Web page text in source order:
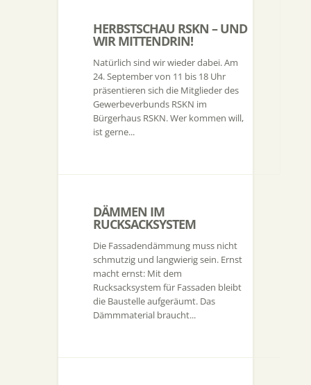
HERBSTSCHAU RSKN – UND
WIR MITTENDRIN!
Natürlich sind wir wieder dabei. Am
24. September von 11 bis 18 Uhr
präsentieren sich die Mitglieder des
Gewerbeverbunds RSKN im
Bürgerhaus RSKN. Wer kommen will,
ist gerne...
DÄMMEN IM
RUCKSACKSYSTEM
Die Fassadendämmung muss nicht
schmutzig und langwierig sein. Ernst
macht ernst: Mit dem
Rucksacksystem für Fassaden bleibt
die Baustelle aufgeräumt. Das
Dämmmaterial braucht...